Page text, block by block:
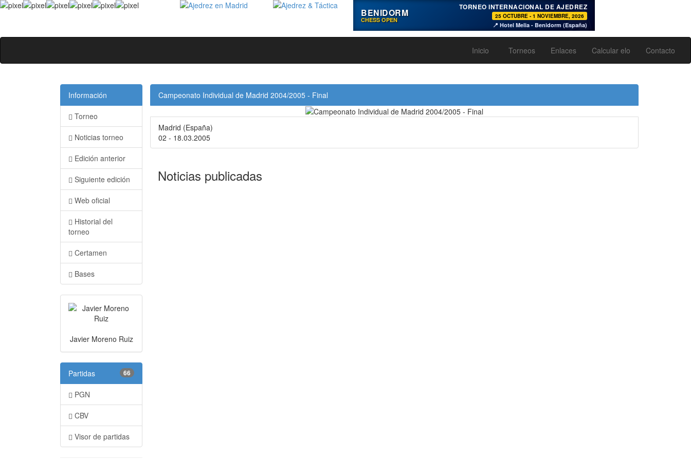
♞
BENIDORM
CHESS OPEN
TORNEO INTERNACIONAL DE AJEDREZ
25 OCTUBRE - 1 NOVIEMBRE, 2026
📍 Hotel Melia - Benidorm (España)
Inicio Torneos Enlaces Calcular elo Contacto
Información
Torneo
Noticias torneo
Edición anterior
Siguiente edición
Web oficial
Historial del
torneo
Certamen
Bases
Javier Moreno Ruiz
Partidas 66
PGN
CBV
Visor de partidas
Campeonato Individual de Madrid 2004/2005 - Final
Madrid (España)
02 - 18.03.2005
Noticias publicadas